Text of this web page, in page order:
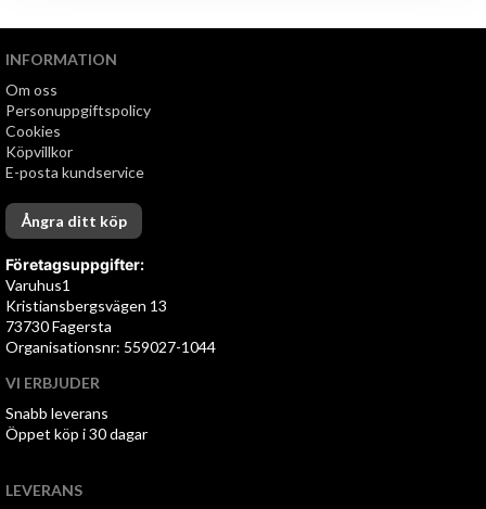
INFORMATION
Om oss
Personuppgiftspolicy
Cookies
Köpvillkor
E-posta kundservice
Ångra ditt köp
Företagsuppgifter:
Varuhus1
Kristiansbergsvägen 13
73730 Fagersta
Organisationsnr: 559027-1044
VI ERBJUDER
Snabb leverans
Öppet köp i 30 dagar
LEVERANS